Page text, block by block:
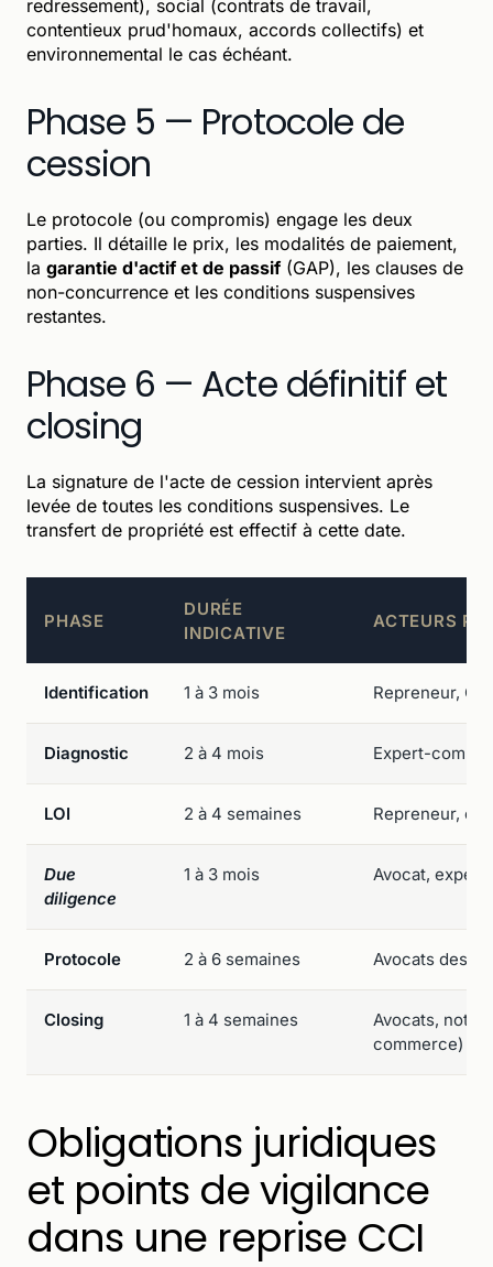
redressement), social (contrats de travail,
contentieux prud'homaux, accords collectifs) et
environnemental le cas échéant.
Phase 5 — Protocole de
cession
Le protocole (ou compromis) engage les deux
parties. Il détaille le prix, les modalités de paiement,
la garantie d'actif et de passif(GAP), les clauses de
non-concurrence et les conditions suspensives
restantes.
Phase 6 — Acte définitif et
closing
La signature de l'acte de cession intervient après
levée de toutes les conditions suspensives. Le
transfert de propriété est effectif à cette date.
PHASE
DURÉE
INDICATIVE
ACTEURS
Identification 1 à 3 mois Repreneur, CCI
Diagnostic 2 à 4 mois Expert-
LOI 2 à 4 semaines Repreneur,
Due
diligence
1 à 3 mois Avocat,
Protocole 2 à 6 semaines Avocats des
Closing 1 à 4 semaines
Avocats,
commerce)
Obligations juridiques
et points de vigilance
dans une reprise CCI